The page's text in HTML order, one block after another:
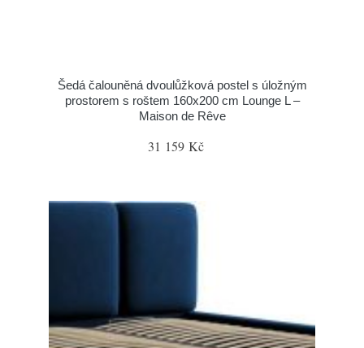
Šedá čalouněná dvoulůžková postel s úložným
prostorem s roštem 160x200 cm Lounge L –
Maison de Rêve
31 159 Kč